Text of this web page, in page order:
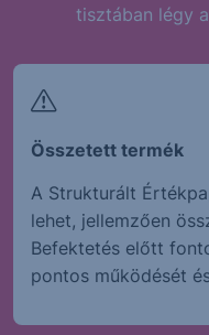
tisztában légy
Összetett termék
A Strukturált
lehet, jellemzően
Befektetés előtt
pontos működését